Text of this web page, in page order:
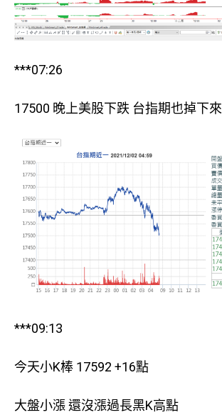
***07:26
17500 晚上美股下跌 台指期也掉下來
***09:13
今天小K棒 17592 +16點
大盤小漲 還沒漲過長黑K高點